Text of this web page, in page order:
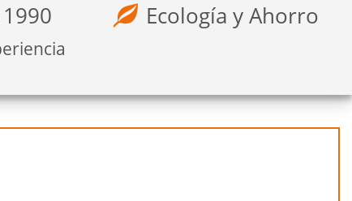
Ecología y Ahorro